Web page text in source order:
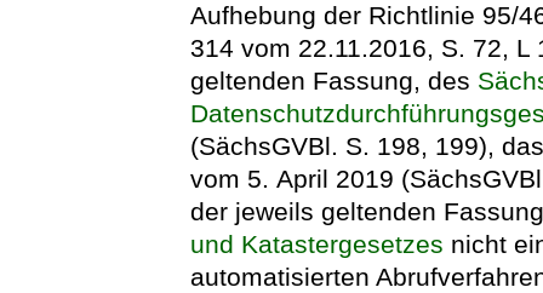
Aufhebung der Richtlinie 95/
314 vom 22.11.2016, S. 72,
geltenden Fassung, des
(SächsGVBl. S. 198, 199),
vom 5. April 2019
der jeweils geltenden
und Katastergesetzes nicht
automatisierten